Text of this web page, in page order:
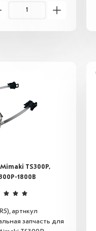
TS300P,
1800B
артикул
запчасть для